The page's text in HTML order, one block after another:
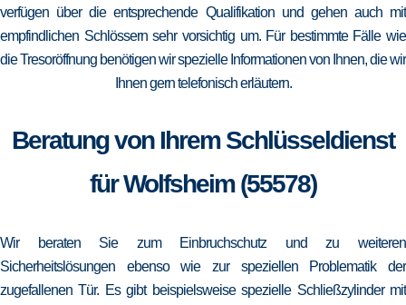
verfügen über die entsprechende Qualifikation und gehen auch mit
empfindlichen Schlössern sehr vorsichtig um. Für bestimmte Fälle wie
die Tresoröffnung benötigen wir spezielle Informationen von Ihnen, die wir
Ihnen gern telefonisch erläutern.
Beratung von Ihrem Schlüsseldienst
für Wolfsheim (55578)
Wir beraten Sie zum Einbruchschutz und zu weiteren
Sicherheitslösungen ebenso wie zur speziellen Problematik der
zugefallenen Tür. Es gibt beispielsweise spezielle Schließzylinder mit